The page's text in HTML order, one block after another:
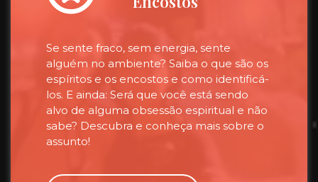
Se sente fraco, sem energia, sente
alguém no ambiente? Saiba o que são os
espíritos e os encostos e como identificá-
los. E ainda: Será que você está sendo
alvo de alguma obsessão espiritual e não
sabe? Descubra e conheça mais sobre o
assunto!